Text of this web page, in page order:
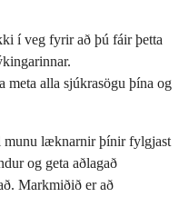
í veg fyrir að þú fáir þetta
alla sjúkrasögu þína og
munu læknarnir þínir fylgjast
og geta aðlagað
Markmiðið er að